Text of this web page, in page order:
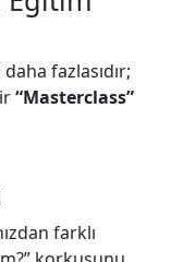
fazlasıdır;
“Masterclass”
farklı